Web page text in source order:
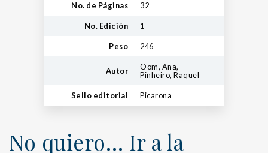
No. de Páginas 32
No. Edición 1
Peso 246
Autor
Oom, Ana,
Pinheiro, Raquel
Sello editorial Picarona
No quiero… Ir a la